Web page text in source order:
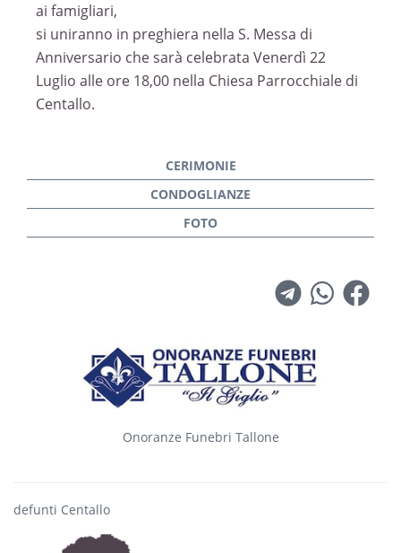
ai famigliari,
si uniranno in preghiera nella S. Messa di
Anniversario che sarà celebrata Venerdì 22
Luglio alle ore 18,00 nella Chiesa Parrocchiale di
Centallo.
Onoranze Funebri Tallone
defunti Centallo